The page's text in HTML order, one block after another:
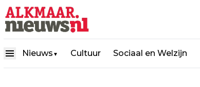
Nieuws ▼ Cultuur Sociaal en Welzijn